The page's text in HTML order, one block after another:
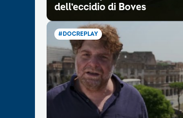
dell’eccidio di Boves
#DOCREPLAY